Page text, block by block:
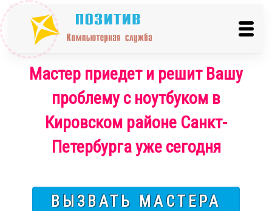
Мастер приедет и решит Вашу
проблему с ноутбуком в
Кировском районе Санкт-
Петербурга уже сегодня
ВЫЗВАТЬ МАСТЕРА